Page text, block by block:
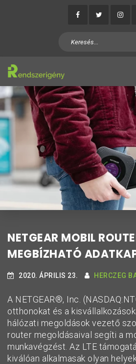
NETGEAR MOBIL
MEGBÍZHATÓ
2020. ÁPRILIS 23. HERCZEG
A NETGEAR®, Inc.
otthonokat és a
hálózati megoldások vezető
router megoldásaival segíti a
munkavégzést. Az LTE
kiválóan alkalmasak olyan